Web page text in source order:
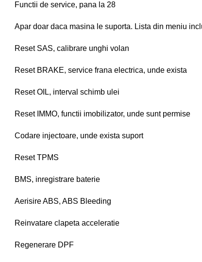
Functii de service, pana la 28
Apar doar daca masina le suporta. Lista din meniu
Reset SAS, calibrare unghi volan
Reset BRAKE, service frana electrica, unde exista
Reset OIL, interval schimb ulei
Reset IMMO, functii imobilizator, unde sunt permise
Codare injectoare, unde exista suport
Reset TPMS
BMS, inregistrare baterie
Aerisire ABS, ABS Bleeding
Reinvatare clapeta acceleratie
Regenerare DPF